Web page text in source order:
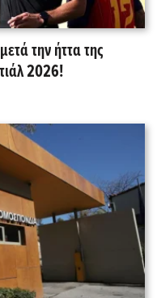
την ήττα της
2026!